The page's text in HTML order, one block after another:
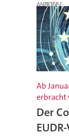
ANZEIGE
Ab
erbracht
Der